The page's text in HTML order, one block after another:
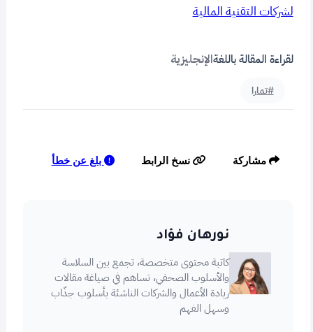
لشركات التقنية المالية
لقراءة المقالة باللغةالإنجليزية
#تمارا
مشاركة نسخ الرابط بلغ عن خطأ
نورهان فؤاد
كاتبة محتوى متخصصة، تجمع بين السلاسة
والأسلوب الصحفي، تساهم في صياغة مقالات
ريادة الأعمال والشركات الناشئة بأسلوب جذّاب
وسهل الفهم